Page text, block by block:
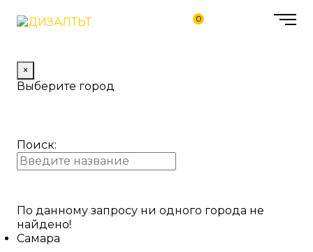
0
×
Выберите город
Поиск:
По данному запросу ни одного города не
найдено!
Самара